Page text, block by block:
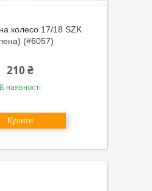
колесо 17/18 SZK
(#6057)
210 ₴
В наявності
Купити